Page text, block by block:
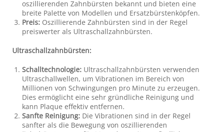
oszillierenden Zahnbürsten bekannt und bieten eine
breite Palette von Modellen und Ersatzbürstenköpfen.
Preis: Oszillierende Zahnbürsten sind in der Regel
preiswerter als Ultraschallzahnbürsten.
Ultraschallzahnbürsten:
Schalltechnologie: Ultraschallzahnbürsten verwenden
Ultraschallwellen, um Vibrationen im Bereich von
Millionen von Schwingungen pro Minute zu erzeugen.
Dies ermöglicht eine sehr gründliche Reinigung und
kann Plaque effektiv entfernen.
Sanfte Reinigung: Die Vibrationen sind in der Regel
sanfter als die Bewegung von oszillierenden